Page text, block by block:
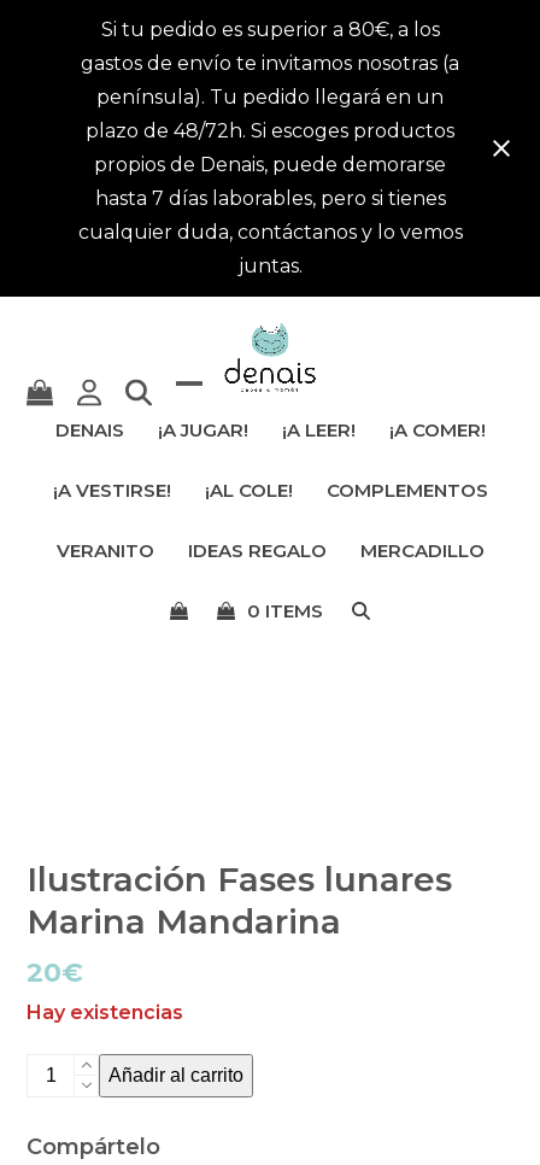
Si tu pedido es superior a 80€, a los
gastos de envío te invitamos nosotras (a
península). Tu pedido llegará en un
plazo de 48/72h. Si escoges productos
propios de Denais, puede demorarse
hasta 7 días laborables, pero si tienes
cualquier duda, contáctanos y lo vemos
juntas.
ocultar
menú
móvil
DENAIS ¡A JUGAR! ¡A LEER! ¡A COMER!
¡A VESTIRSE! ¡AL COLE! COMPLEMENTOS
VERANITO IDEAS REGALO MERCADILLO
0 ITEMS
Ilustración Fases lunares
Marina Mandarina
20€
Hay existencias
Ilustración
lunares
Añadir al carrito
Compártelo